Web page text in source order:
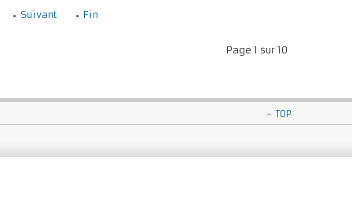
Suivant Fin
Page 1 sur 10
TOP